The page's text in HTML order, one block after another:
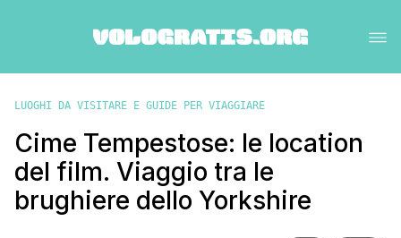
LUOGHI DA VISITARE E GUIDE PER VIAGGIARE
Cime Tempestose: le location
del film. Viaggio tra le
brughiere dello Yorkshire